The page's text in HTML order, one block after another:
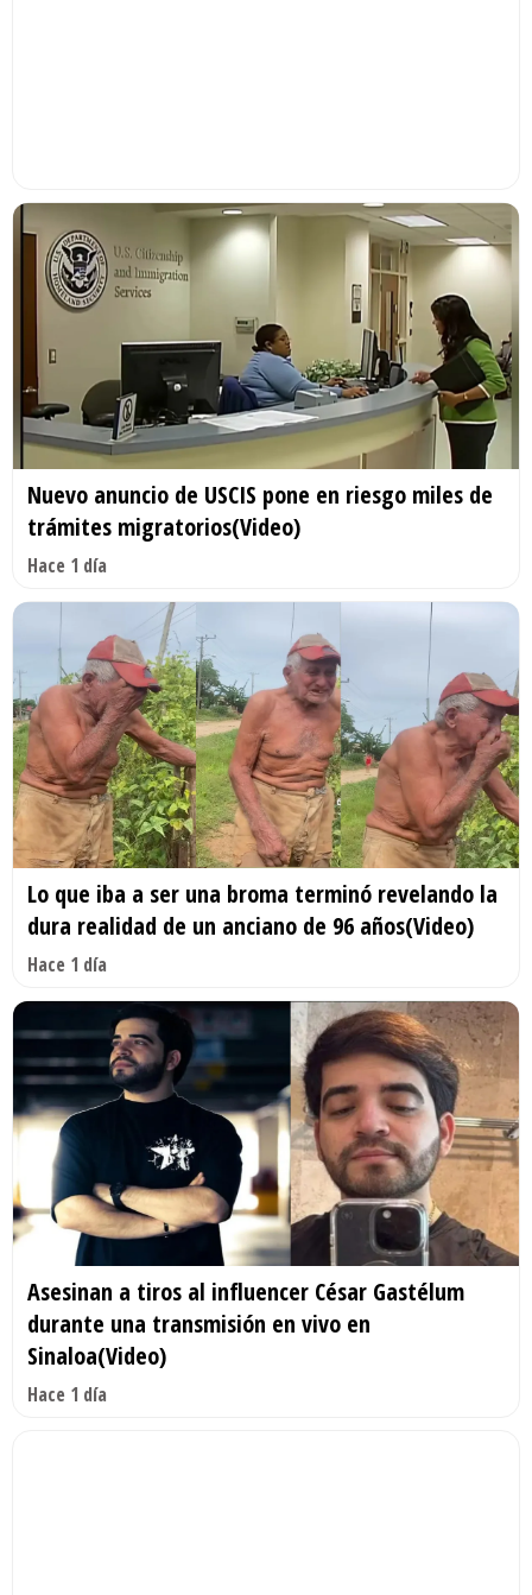
Nuevo anuncio de USCIS pone en riesgo miles de
trámites migratorios(Video)
Hace 1 día
Lo que iba a ser una broma terminó revelando la
dura realidad de un anciano de 96 años(Video)
Hace 1 día
Asesinan a tiros al influencer César Gastélum
durante una transmisión en vivo en
Sinaloa(Video)
Hace 1 día